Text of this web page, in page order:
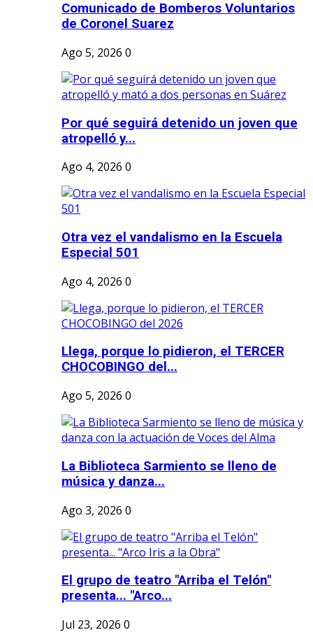
Comunicado de Bomberos Voluntarios
de Coronel Suarez
Ago 5, 2026 0
Por qué seguirá detenido un joven que
atropelló y...
Ago 4, 2026 0
Otra vez el vandalismo en la Escuela
Especial 501
Ago 4, 2026 0
Llega, porque lo pidieron, el TERCER
CHOCOBINGO del...
Ago 5, 2026 0
La Biblioteca Sarmiento se lleno de
música y danza...
Ago 3, 2026 0
El grupo de teatro "Arriba el Telón"
presenta... "Arco...
Jul 23, 2026 0